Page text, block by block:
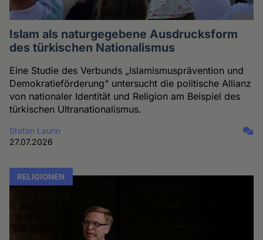
Islam als naturgegebene Ausdrucksform
des türkischen Nationalismus
Eine Studie des Verbunds „Islamismusprävention und
Demokratieförderung“ untersucht die politische Allianz
von nationaler Identität und Religion am Beispiel des
türkischen Ultranationalismus.
Stefan Laurin
27.07.2026
RELIGIONEN